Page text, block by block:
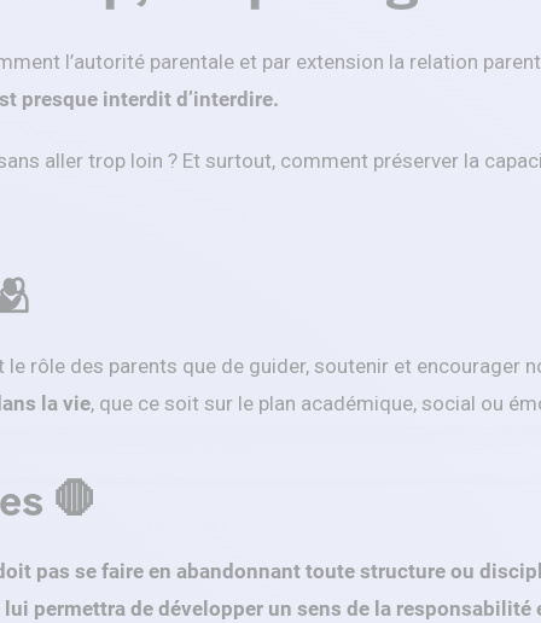
l’autorité parentale et par extension la relation
presque interdit d’interdire.
aller trop loin ? Et surtout, comment préserver la
rôle des parents que de guider, soutenir et encourager
la vie, que ce soit sur le plan académique, social ou
🛑
pas se faire en abandonnant toute structure ou
lui permettra de développer un sens de la responsabilité